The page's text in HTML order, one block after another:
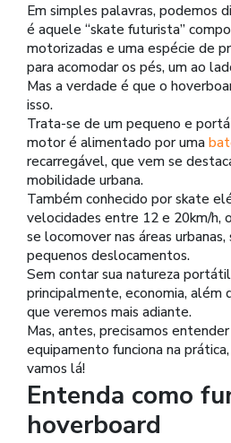
Em simples palavras, podemos
é aquele “skate futurista”
motorizadas e uma espécie de
para acomodar os pés, um ao
Mas a verdade é que o
isso.
Trata-se de um pequeno e
motor é alimentado por uma
recarregável, que vem se
mobilidade urbana.
Também conhecido por skate
velocidades entre 12 e 20km/h,
se locomover nas áreas
pequenos deslocamentos.
Sem contar sua natureza
principalmente, economia, além
que veremos mais adiante.
Mas, antes, precisamos
equipamento funciona na
vamos lá!
Entenda como
hoverboard